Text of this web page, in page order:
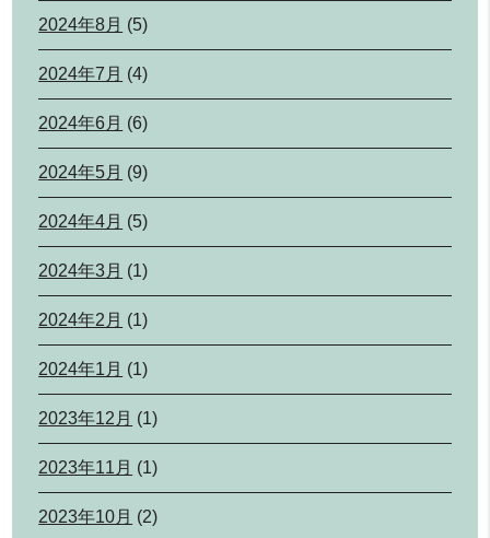
2024年8月 (5)
2024年7月 (4)
2024年6月 (6)
2024年5月 (9)
2024年4月 (5)
2024年3月 (1)
2024年2月 (1)
2024年1月 (1)
2023年12月 (1)
2023年11月 (1)
2023年10月 (2)